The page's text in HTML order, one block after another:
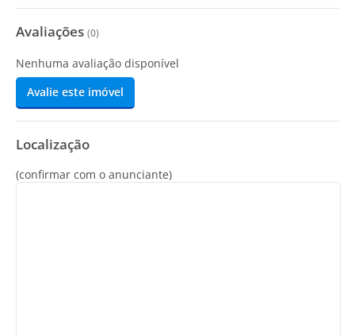
Avaliações (0)
Nenhuma avaliação disponível
Avalie este imóvel
Localização
(confirmar com o anunciante)